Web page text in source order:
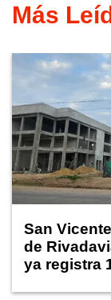
Más
San
de
ya registra